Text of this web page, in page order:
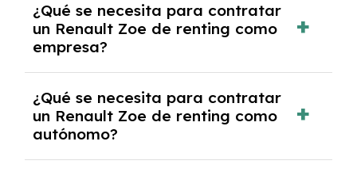
y, en algunos casos, una consulta de solvencia
crediticia y un pago inicial.
¿Qué se necesita para contratar
un Renault Zoe de renting como
empresa?
documentación financiera y, en algunos
casos, un informe de solvencia de la empresa
y un pago inicial.
¿Qué se necesita para contratar
un Renault Zoe de renting como
autónomo?